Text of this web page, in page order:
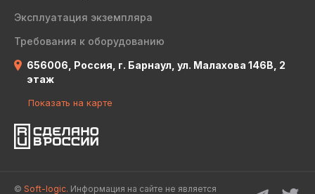
Эксплуатация экземпляра
Требования к оборудованию
656006, Россия, г. Барнаул, ул. Малахова 146В, 2
этаж
Показать на карте
© Soft-logic. Информация на сайте не является